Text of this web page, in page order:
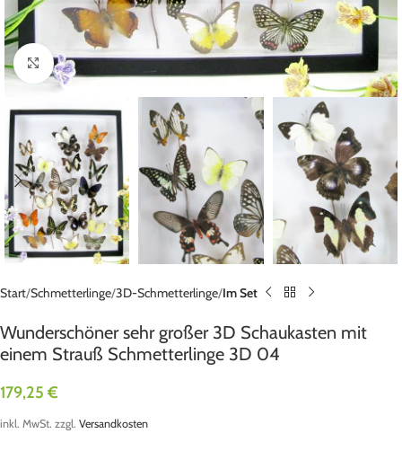
Click to enlarge
Start Schmetterlinge 3D-Schmetterlinge Im Set
Wunderschöner sehr großer 3D Schaukasten mit
einem Strauß Schmetterlinge 3D 04
179,25€
inkl. MwSt. zzgl. Versandkosten